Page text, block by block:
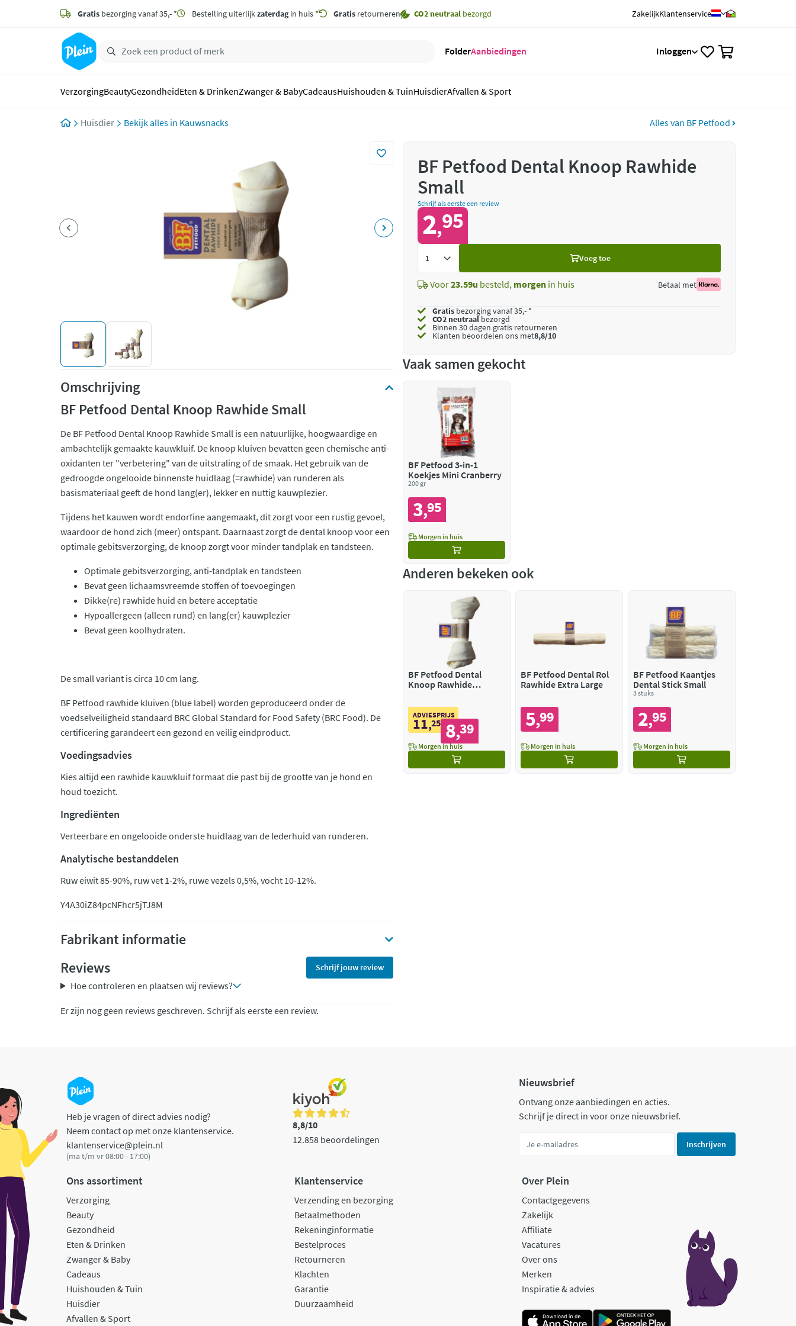
zoeken
hoofdinhoud
Gratis bezorging vanaf 35,- * Bestelling uiterlijkzaterdagin huis * Gratis retourneren CO2 neutraal bezorgd ZakelijkKlantenservice
FolderAanbiedingen Inloggen
VerzorgingBeautyGezondheidEten & DrinkenZwanger & BabyCadeausHuishouden & TuinHuisdierAfvallen & Sport
Huisdier Kauwsnacks Alles van BF Petfood
Omschrijving
BF Petfood Dental Knoop Rawhide Small
De BF Petfood Dental Knoop Rawhide Small is een natuurlijke, hoogwaardige en
ambachtelijk gemaakte kauwkluif. De knoop kluiven bevatten geen chemische anti-
oxidanten ter "verbetering" van de uitstraling of de smaak. Het gebruik van de
gedroogde ongelooide binnenste huidlaag (=rawhide) van runderen als
basismateriaal geeft de hond lang(er), lekker en nuttig kauwplezier.
Tijdens het kauwen wordt endorfine aangemaakt, dit zorgt voor een rustig gevoel,
waardoor de hond zich (meer) ontspant. Daarnaast zorgt de dental knoop voor een
optimale gebitsverzorging, de knoop zorgt voor minder tandplak en tandsteen.
Optimale gebitsverzorging, anti-tandplak en tandsteen
Bevat geen lichaamsvreemde stoffen of toevoegingen
Dikke(re) rawhide huid en betere acceptatie
Hypoallergeen (alleen rund) en lang(er) kauwplezier
Bevat geen koolhydraten.
De small variant is circa 10 cm lang.
BF Petfood rawhide kluiven (blue label) worden geproduceerd onder de
voedselveiligheid standaard BRC Global Standard for Food Safety (BRC Food). De
certificering garandeert een gezond en veilig eindproduct.
Voedingsadvies
Kies altijd een rawhide kauwkluif formaat die past bij de grootte van je hond en
houd toezicht.
Ingrediënten
Verteerbare en ongelooide onderste huidlaag van de lederhuid van runderen.
Analytische bestanddelen
Ruw eiwit 85-90%, ruw vet 1-2%, ruwe vezels 0,5%, vocht 10-12%.
Y4A30iZ84pcNFhcr5jTJ8M
Fabrikant informatie
Reviews
Schrijf jouw review
Hoe controleren en plaatsen wij reviews?
Er zijn nog geen reviews geschreven. Schrijf als eerste een review.
BF Petfood Dental Knoop Rawhide
Small
Schrijf als eerste een review
2,95
Voeg toe
Voor23.59u besteld, morgen in huis Betaal met
Gratis bezorging vanaf 35,- *
CO2 neutraalbezorgd
Binnen 30 dagen gratis retourneren
Klanten beoordelen ons met8,8/10
Vaak samen gekocht
BF Petfood 3-in-1
Koekjes Mini Cranberry
200 gr
3,95
Morgen in huis
Anderen bekeken ook
BF Petfood Dental
Knoop Rawhide
ADVIESPRIJS
11,25 8,39
Morgen in huis
BF Petfood Dental Rol
Rawhide Extra Large
5,99
Morgen in huis
BF Petfood Kaantjes
Dental Stick Small
3 stuks
2,95
Morgen in huis
Heb je vragen of direct advies nodig?
Neem contact op met onze klantenservice.
klantenservice@plein.nl
(ma t/m vr 08:00 - 17:00)
8,8/10
12.858 beoordelingen
Nieuwsbrief
Ontvang onze aanbiedingen en acties.
Schrijf je direct in voor onze nieuwsbrief.
Inschrijven
Ons assortiment
Verzorging
Beauty
Gezondheid
Eten & Drinken
Zwanger & Baby
Cadeaus
Huishouden & Tuin
Huisdier
Afvallen & Sport
Klantenservice
Verzending en bezorging
Betaalmethoden
Rekeninginformatie
Bestelproces
Retourneren
Klachten
Garantie
Duurzaamheid
Over Plein
Contactgegevens
Zakelijk
Affiliate
Vacatures
Over ons
Merken
Inspiratie & advies